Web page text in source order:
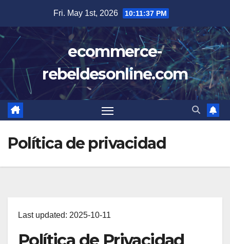
content
Fri. May 1st, 2026 10:11:37 PM
ecommerce-
rebeldesonline.com
Política de privacidad
Last updated: 2025-10-11